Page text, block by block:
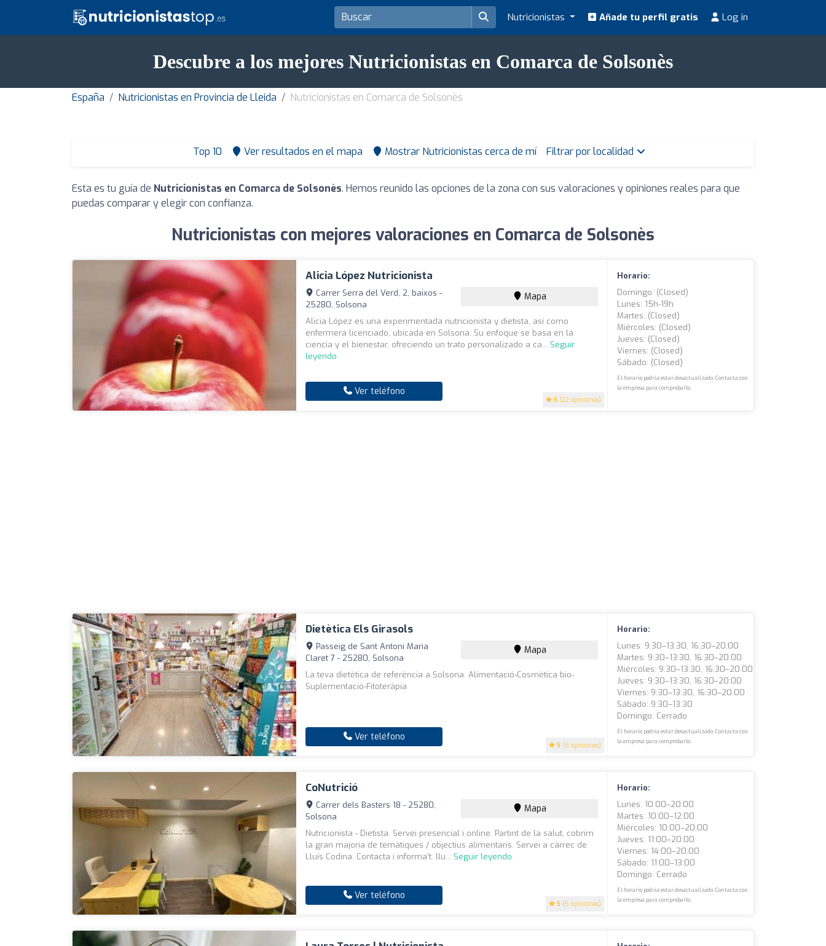
Nutricionistas Añade tu perfil gratis Log in
Descubre a los mejores Nutricionistas en Comarca de Solsonès
España Nutricionistas en Provincia de Lleida Nutricionistas en Comarca de Solsonès
Top 10 Ver resultados en el mapa Mostrar Nutricionistas cerca de mí Filtrar por localidad
Esta es tu guía de Nutricionistas en Comarca de Solsonès. Hemos reunido las opciones de la zona con sus valoraciones y opiniones reales para que
puedas comparar y elegir con confianza.
Nutricionistas con mejores valoraciones en Comarca de Solsonès
Alicia López Nutricionista
5 (22 opiniones)
Carrer Serra del Verd, 2, baixos -
25280, Solsona
Mapa
Alicia López es una experimentada nutricionista y dietista, así como
enfermera licenciado, ubicada en Solsona. Su enfoque se basa en la
ciencia y el bienestar, ofreciendo un trato personalizado a ca... Seguir
leyendo
Ver teléfono
Horario:
Domingo: (closed)
Lunes: 15h-19h
Martes: (closed)
Miércoles: (closed)
Jueves: (closed)
Viernes: (closed)
Sábado: (closed)
El horario podría estar desactualizado. Contacta con
la empresa para comprobarlo.
Dietètica Els Girasols
5 (6 opiniones)
Passeig de Sant Antoni Maria
Claret 7 - 25280, Solsona
Mapa
La teva dietètica de referència a Solsona. Alimentació-Cosmètica bio-
Suplementació-Fitoteràpia
Ver teléfono
Horario:
Lunes: 9:30–13:30, 16:30–20:00
Martes: 9:30–13:30, 16:30–20:00
Miércoles: 9:30–13:30, 16:30–20:00
Jueves: 9:30–13:30, 16:30–20:00
Viernes: 9:30–13:30, 16:30–20:00
Sábado: 9:30–13:30
Domingo: Cerrado
El horario podría estar desactualizado. Contacta con
la empresa para comprobarlo.
CoNutrició
5 (5 opiniones)
Carrer dels Basters 18 - 25280,
Solsona
Mapa
Nutricionista - Dietista. Servei presencial i online. Partint de la salut, cobrim
la gran majoria de temàtiques / objectius alimentaris. Servei a càrrec de
Lluís Codina. Contacta i informa’t. llu... Seguir leyendo
Ver teléfono
Horario:
Lunes: 10:00–20:00
Martes: 10:00–12:00
Miércoles: 10:00–20:00
Jueves: 11:00–20:00
Viernes: 14:00–20:00
Sábado: 11:00–13:00
Domingo: Cerrado
El horario podría estar desactualizado. Contacta con
la empresa para comprobarlo.